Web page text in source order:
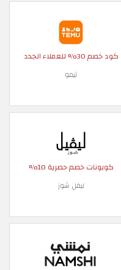
كود خصم 30% للعملاء الجدد
تيمو
كوبونات خصم حصرية 10%
ليفل شوز